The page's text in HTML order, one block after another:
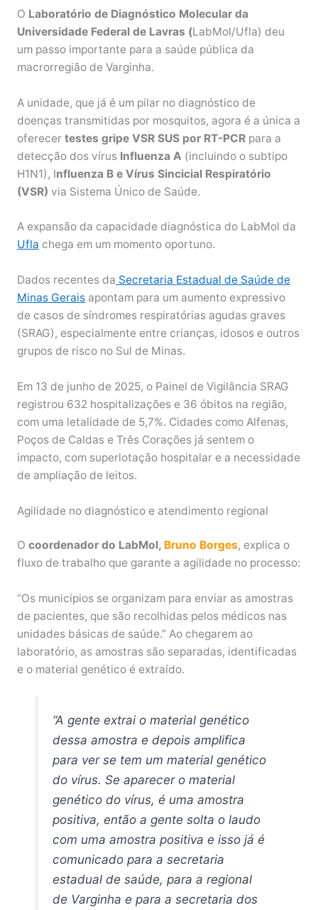
O Laboratório de Diagnóstico Molecular da
Universidade Federal de Lavras (LabMol/Ufla) deu
um passo importante para a saúde pública da
macrorregião de Varginha.
A unidade, que já é um pilar no diagnóstico de
doenças transmitidas por mosquitos, agora é a única a
oferecertestes gripe VSR SUS por RT-PCRpara a
detecção dos vírusInfluenza A (incluindo o subtipo
H1N1), Influenza B e Vírus Sincicial Respiratório
(VSR) via Sistema Único de Saúde.
A expansão da capacidade diagnóstica do LabMol da
Ufla chega em um momento oportuno.
Dados recentes da Secretaria Estadual de Saúde de
Minas Geraisapontam para um aumento expressivo
de casos de síndromes respiratórias agudas graves
(SRAG), especialmente entre crianças, idosos e outros
grupos de risco no Sul de Minas.
Em 13 de junho de 2025, o Painel de Vigilância SRAG
registrou 632 hospitalizações e 36 óbitos na região,
com uma letalidade de 5,7%. Cidades como Alfenas,
Poços de Caldas e Três Corações já sentem o
impacto, com superlotação hospitalar e a necessidade
de ampliação de leitos.
Agilidade no diagnóstico e atendimento regional
O coordenador do LabMol, Bruno Borges, explica o
fluxo de trabalho que garante a agilidade no processo:
“Os municípios se organizam para enviar as amostras
de pacientes, que são recolhidas pelos médicos nas
unidades básicas de saúde.” Ao chegarem ao
laboratório, as amostras são separadas, identificadas
e o material genético é extraído.
“A gente extrai o material genético
dessa amostra e depois amplifica
para ver se tem um material genético
do vírus. Se aparecer o material
genético do vírus, é uma amostra
positiva, então a gente solta o laudo
com uma amostra positiva e isso já é
comunicado para a secretaria
estadual de saúde, para a regional
de Varginha e para a secretaria dos